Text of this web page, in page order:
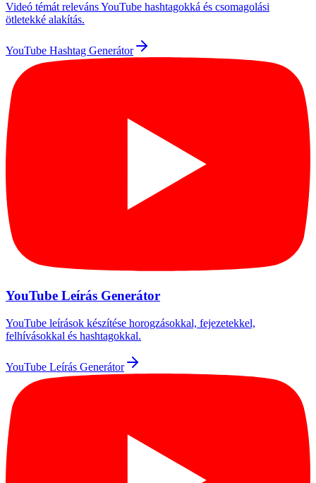
Videó témát releváns YouTube hashtagokká és csomagolási
ötletekké alakítás.
YouTube Hashtag Generátor
YouTube Leírás Generátor
YouTube leírások készítése horogzásokkal, fejezetekkel,
felhívásokkal és hashtagokkal.
YouTube Leírás Generátor